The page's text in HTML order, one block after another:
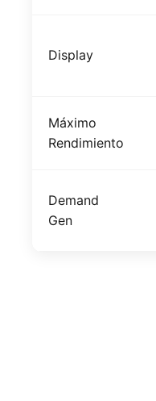
Display
Máximo
Rendimiento
Demand
Gen